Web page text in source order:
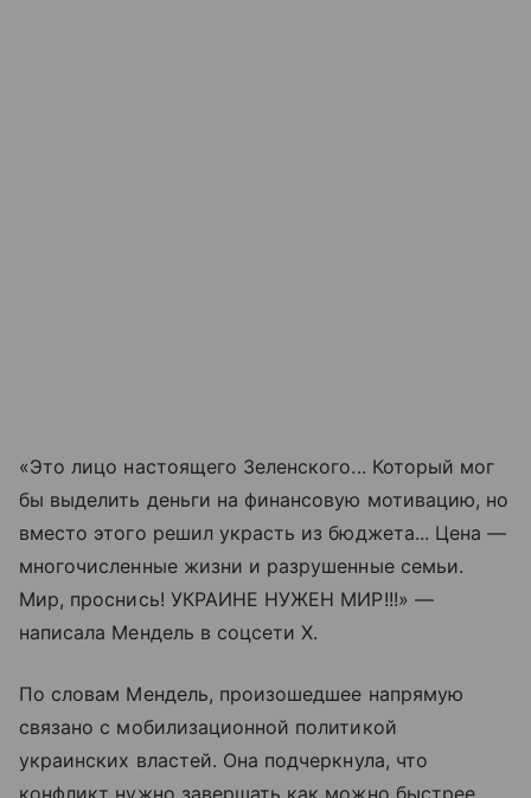
«Это лицо настоящего Зеленского... Который мог
бы выделить деньги на финансовую мотивацию, но
вместо этого решил украсть из бюджета... Цена —
многочисленные жизни и разрушенные семьи.
Мир, проснись! УКРАИНЕ НУЖЕН МИР!!!» —
написала Мендель в соцсети X.
По словам Мендель, произошедшее напрямую
связано с мобилизационной политикой
украинских властей. Она подчеркнула, что